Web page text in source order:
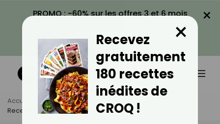
PROMO : -60% sur les offres 3 et 6 mois
VOIR LA PROMO
×
Accueil Actus
Recettes
Recette De Barre Chocolat Et Framboises
Recevez
gratuitement
180 recettes
inédites de
CROQ !
×